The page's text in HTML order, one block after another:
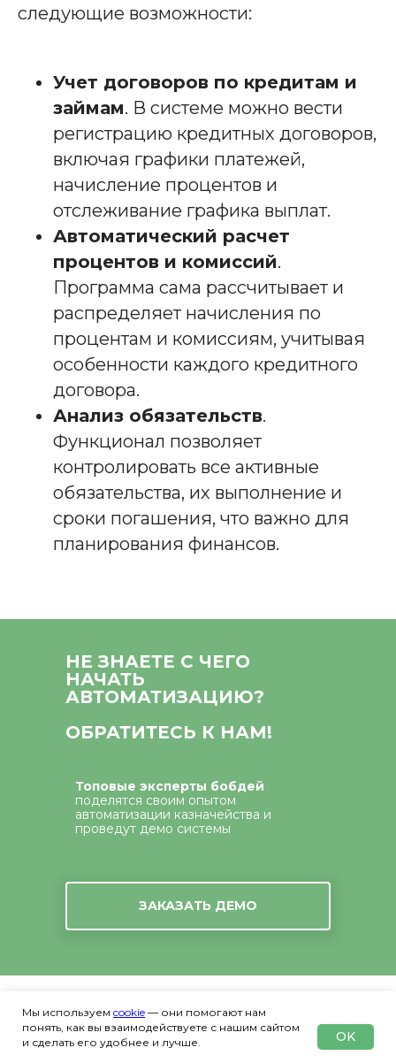
следующие возможности:
Учет договоров по кредитам и
займам. В системе можно вести
регистрацию кредитных договоров,
включая графики платежей,
начисление процентов и
отслеживание графика выплат.
Автоматический расчет
процентов и комиссий.
Программа сама рассчитывает и
распределяет начисления по
процентам и комиссиям, учитывая
особенности каждого кредитного
договора.
Анализ обязательств.
Функционал позволяет
контролировать все активные
обязательства, их выполнение и
сроки погашения, что важно для
планирования финансов.
НЕ ЗНАЕТЕ С ЧЕГО
НАЧАТЬ
АВТОМАТИЗАЦИЮ?
ОБРАТИТЕСЬ К НАМ!
Топовые эксперты бобдей
поделятся своим опытом
автоматизации казначейства и
проведут демо системы
ЗАКАЗАТЬ ДЕМО
КАЗНАЧЕЙСТВО В
Мы используем cookie — они помогают нам
понять, как вы взаимодействуете с нашим сайтом
и сделать его удобнее и лучше.
OK